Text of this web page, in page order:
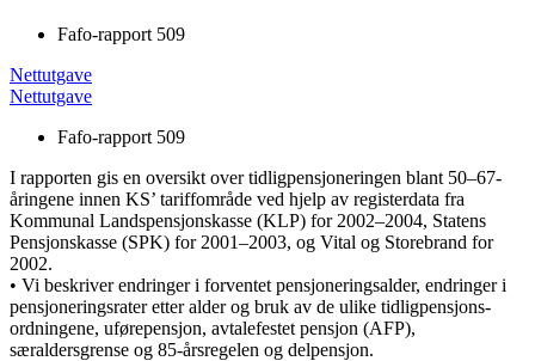
Fafo-rapport 509
Nettutgave
Nettutgave
Fafo-rapport 509
I rapporten gis en oversikt over tidligpensjoneringen blant 50–67-
åringene innen KS’ tariffområde ved hjelp av registerdata fra
Kommunal Landspensjonskasse (KLP) for 2002–2004, Statens
Pensjonskasse (SPK) for 2001–2003, og Vital og Storebrand for
2002.
• Vi beskriver endringer i forventet pensjoneringsalder, endringer i
pensjoneringsrater etter alder og bruk av de ulike tidligpensjons-
ordningene, uførepensjon, avtalefestet pensjon (AFP),
særaldersgrense og 85-årsregelen og delpensjon.